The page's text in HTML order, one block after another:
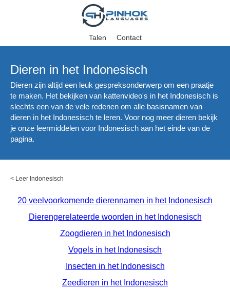
Talen Contact
Dieren in het Indonesisch
Dieren zijn altijd een leuk gespreksonderwerp om een praatje
te maken. Het bekijken van kattenvideo's in het Indonesisch is
slechts een van de vele redenen om alle basisnamen van
dieren in het Indonesisch te leren. Voor nog meer dieren bekijk
je onze leermiddelen voor Indonesisch aan het einde van de
pagina.
< Leer Indonesisch
20 veelvoorkomende dierennamen in het Indonesisch
Dierengerelateerde woorden in het Indonesisch
Zoogdieren in het Indonesisch
Vogels in het Indonesisch
Insecten in het Indonesisch
Zeedieren in het Indonesisch